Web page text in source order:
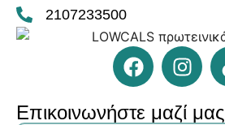
2107233500
Επικοινωνήστε μαζί μας